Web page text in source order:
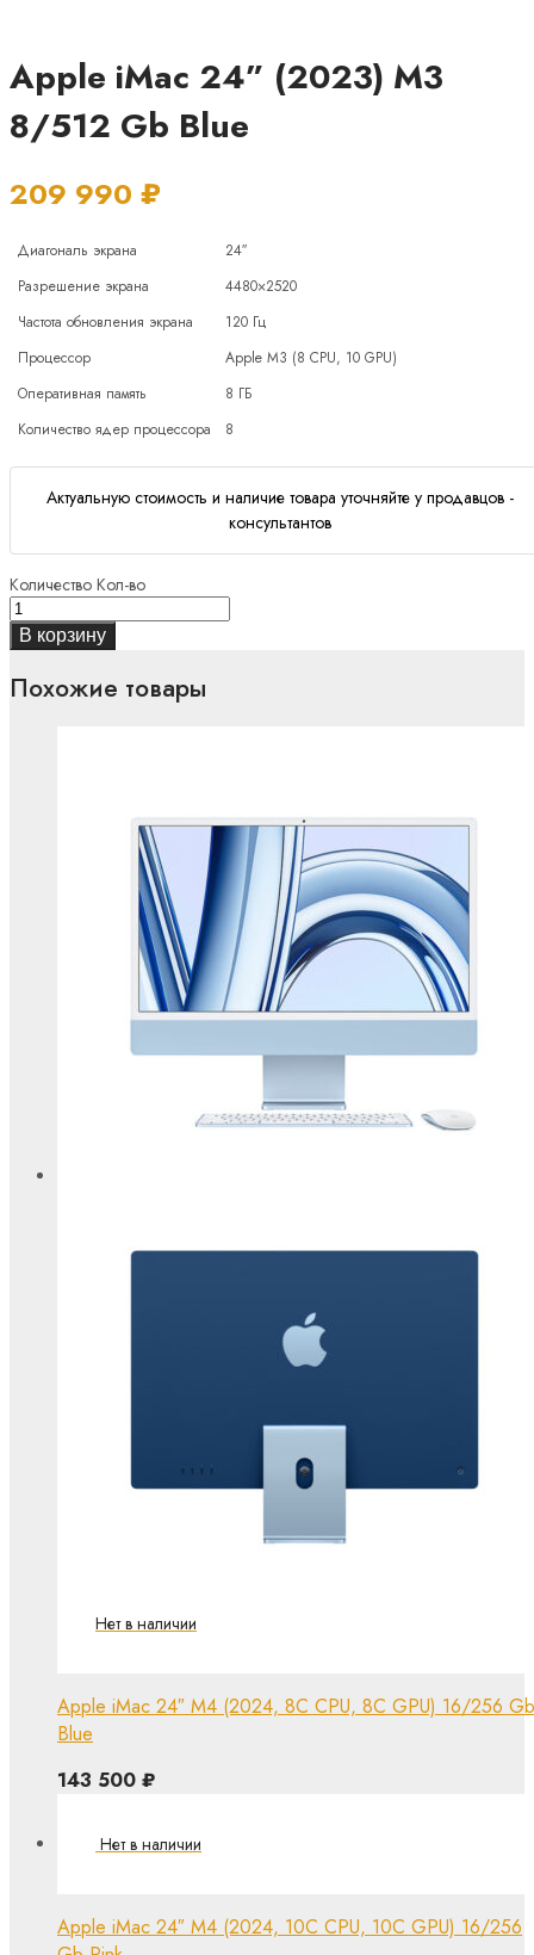
Apple iMac 24” (2023) M3
8/512 Gb Blue
209 990 ₽
Диагональ экрана
24″
Разрешение экрана
4480×2520
Частота обновления экрана
120 Гц
Процессор
Apple M3 (8 CPU, 10 GPU)
Оперативная память
8 ГБ
Количество ядер процессора
8
Актуальную стоимость и наличие товара уточняйте у продавцов -
консультантов
Количество Кол-во
В корзину
Похожие товары
Apple iMac 24″ M4 (2024, 8C CPU, 8C GPU) 16/256 Gb
Blue
143 500 ₽
Apple iMac 24″ M4 (2024, 10C CPU, 10C GPU) 16/256